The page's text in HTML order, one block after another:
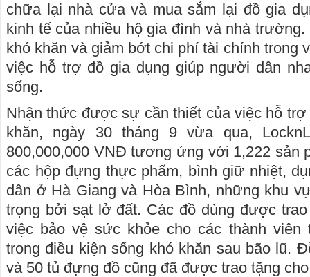
chữa lại nhà cửa và mua sắm lại đồ gia
kinh tế của nhiều hộ gia đình và nhà
khó khăn và giảm bớt chi phí tài chính trong
việc hỗ trợ đồ gia dụng giúp người dân
sống.
Nhận thức được sự cần thiết của việc hỗ trợ
khăn, ngày 30 tháng 9 vừa qua,
800,000,000 VNĐ tương ứng với 1,222 sản
các hộp đựng thực phẩm, bình giữ nhiệt,
dân ở Hà Giang và Hòa Bình, những khu
trọng bởi sạt lở đất. Các đồ dùng được
việc bảo vệ sức khỏe cho các thành viên
trong điều kiện sống khó khăn sau bão lũ.
và 50 tủ đựng đồ cũng đã được trao tặng